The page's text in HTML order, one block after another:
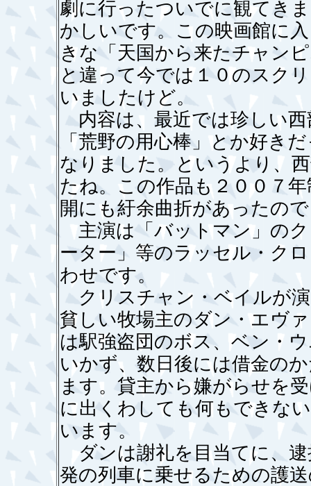
劇に行ったついでに観てき
かしいです。この映画館に
きな「天国から来たチャン
と違って今では１０のスク
いましたけど。
内容は、最近では珍しい西
「荒野の用心棒」とか好き
なりました。というより、
たね。この作品も２００７
開にも紆余曲折があったの
主演は「バットマン」の
ーター」等のラッセル・ク
わせです。
クリスチャン・ベイルが
貧しい牧場主のダン・エヴ
は駅強盗団のボス、ベン・
いかず、数日後には借金の
ます。貸主から嫌がらせを
に出くわしても何もできな
います。
ダンは謝礼を目当てに、
発の列車に乗せるための護